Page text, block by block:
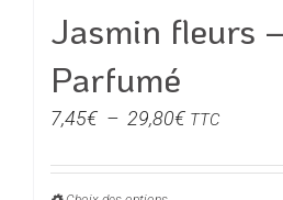
Jasmin fleurs
Parfumé
7,45€ – 29,80€Plage
prix :
TTC